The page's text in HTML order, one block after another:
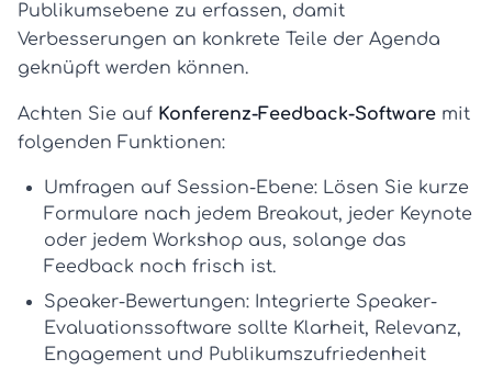
Publikumsebene zu erfassen, damit
Verbesserungen an konkrete Teile der Agenda
geknüpft werden können.
Achten Sie auf Konferenz-Feedback-Software mit
folgenden Funktionen:
Umfragen auf Session-Ebene: Lösen Sie kurze
Formulare nach jedem Breakout, jeder Keynote
oder jedem Workshop aus, solange das
Feedback noch frisch ist.
Speaker-Bewertungen: Integrierte Speaker-
Evaluationssoftware sollte Klarheit, Relevanz,
Engagement und Publikumszufriedenheit